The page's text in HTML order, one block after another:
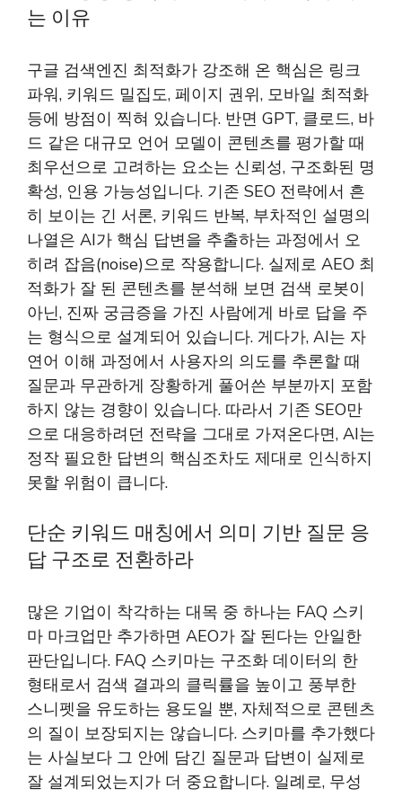
는 이유
구글 검색엔진 최적화가 강조해 온 핵심은 링크
파워, 키워드 밀집도, 페이지 권위, 모바일 최적화
등에 방점이 찍혀 있습니다. 반면 GPT, 클로드, 바
드 같은 대규모 언어 모델이 콘텐츠를 평가할 때
최우선으로 고려하는 요소는 신뢰성, 구조화된 명
확성, 인용 가능성입니다. 기존 SEO 전략에서 흔
히 보이는 긴 서론, 키워드 반복, 부차적인 설명의
나열은 AI가 핵심 답변을 추출하는 과정에서 오
히려 잡음(noise)으로 작용합니다. 실제로 AEO 최
적화가 잘 된 콘텐츠를 분석해 보면 검색 로봇이
아닌, 진짜 궁금증을 가진 사람에게 바로 답을 주
는 형식으로 설계되어 있습니다. 게다가, AI는 자
연어 이해 과정에서 사용자의 의도를 추론할 때
질문과 무관하게 장황하게 풀어쓴 부분까지 포함
하지 않는 경향이 있습니다. 따라서 기존 SEO만
으로 대응하려던 전략을 그대로 가져온다면, AI는
정작 필요한 답변의 핵심조차도 제대로 인식하지
못할 위험이 큽니다.
단순 키워드 매칭에서 의미 기반 질문 응
답 구조로 전환하라
많은 기업이 착각하는 대목 중 하나는 FAQ 스키
마 마크업만 추가하면 AEO가 잘 된다는 안일한
판단입니다. FAQ 스키마는 구조화 데이터의 한
형태로서 검색 결과의 클릭률을 높이고 풍부한
스니펫을 유도하는 용도일 뿐, 자체적으로 콘텐츠
의 질이 보장되지는 않습니다. 스키마를 추가했다
는 사실보다 그 안에 담긴 질문과 답변이 실제로
잘 설계되었는지가 더 중요합니다. 일례로, 무성